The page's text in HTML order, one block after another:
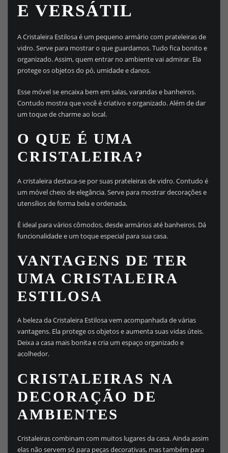
E VERSÁTIL
A Cristaleira Estilosa é um pequeno armário com prateleiras de
vidro. Serve para mostrar o que guardamos. Tudo fica bonito e
organizado. Assim, quem entrar no ambiente vai admirar. Ela
protege os objetos do pó, umidade e danos.
Esse móvel se encaixa bem em salas, varandas e banheiros.
Contudo mostra que você é criativo e organizado. Além de dar
um toque de charme ao local.
O QUE É UMA
CRISTALEIRA?
A cristaleira destaca-se por suas prateleiras de vidro. Contudo é
um móvel cheio de elegância. Serve para mostrar decorações e
utensílios de forma bela e ordenada.
É ideal para vários cômodos, desde armários até banheiros. Dá
funcionalidade e um toque especial para sua casa.
VANTAGENS DE TER
UMA CRISTALEIRA
ESTILOSA
A beleza da Cristaleira Estilosa vem acompanhada de várias
vantagens. Ela protege os objetos e aumenta suas vidas úteis.
Deixa a casa mais bonita e cria um espaço organizado e
acolhedor.
CRISTALEIRAS NA
DECORAÇÃO DE
AMBIENTES
Cristaleiras combinam com muitos lugares da casa. Ainda assim
elas não servem só para peças decorativas, mas também para